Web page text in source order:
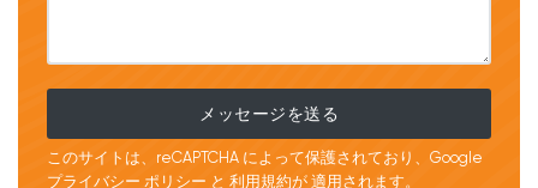
メッセージを送る
このサイトは、reCAPTCHA によって保護されており、Google
プライバシー ポリシー と 利用規約が 適用されます。